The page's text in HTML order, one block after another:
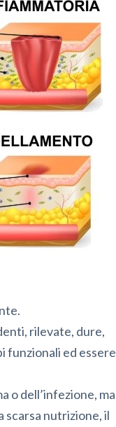
rilevate, dure,
funzionali ed essere
o dell’infezione, ma
scarsa nutrizione, il